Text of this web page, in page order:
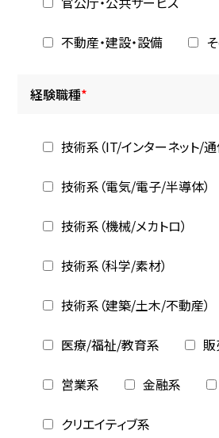
不動産・建設・設備
経験職種*
技術系（IT/インターネット/通
技術系（電気/電子/半導体）
技術系（機械/メカトロ）
技術系（科学/素材）
技術系（建築/土木/不動産）
医療/福祉/教育系
営業系 金融系
クリエイティブ系